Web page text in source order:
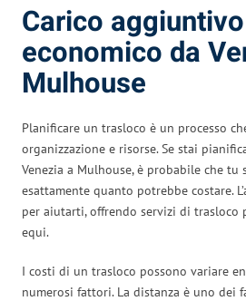
Carico aggiuntivo
economico da
Mulhouse
Planificare un trasloco è un processo
organizzazione e risorse. Se stai
Venezia a Mulhouse, è probabile che tu
esattamente quanto potrebbe costare.
per aiutarti, offrendo servizi di trasloco
equi.
I costi di un trasloco possono variare
numerosi fattori. La distanza è uno dei